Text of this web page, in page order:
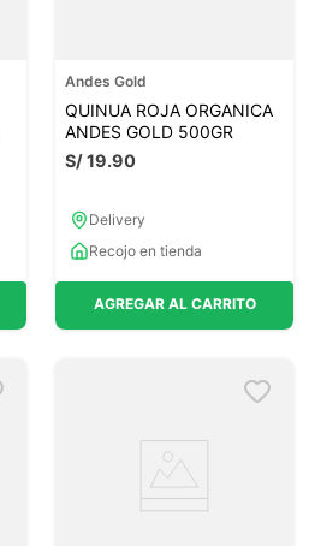
Andes Gold
QUINUA ROJA ORGANICA
ANDES GOLD 500GR
S/19.90
Delivery
Recojo en tienda
AGREGAR AL CARRITO